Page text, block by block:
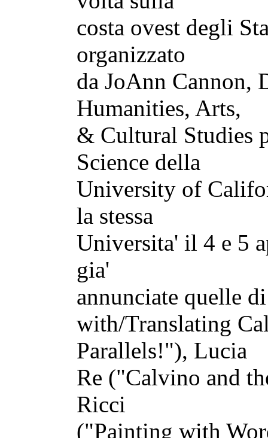
costa ovest degli
organizzato
da JoAnn Cannon,
Humanities, Arts,
& Cultural Studies
Science della
University of
la stessa
Universita' il 4 e 5
gia'
annunciate quelle
with/Translating
Parallels!"), Lucia
Re ("Calvino and
Ricci
("Painting with